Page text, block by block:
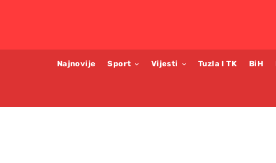
Najnovije Sport Vijesti Tuzla I TK BiH